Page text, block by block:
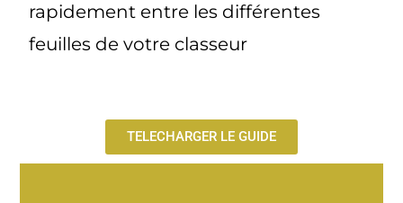
rapidement entre les différentes
feuilles de votre classeur
TELECHARGER LE GUIDE